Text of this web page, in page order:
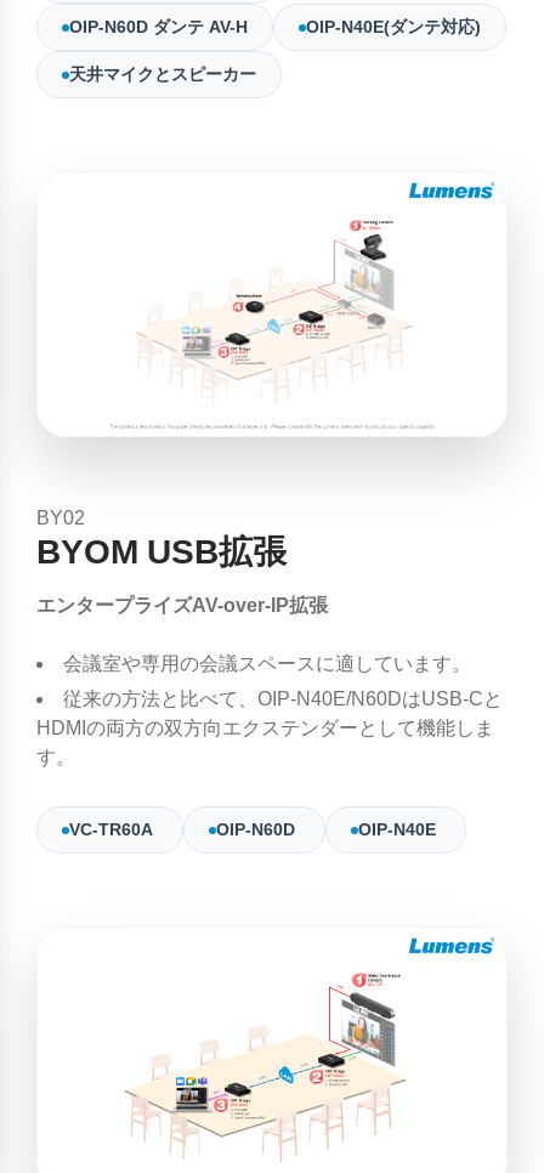
OIP-N60D ダンテ AV-H OIP-N40E(ダンテ対応)
天井マイクとスピーカー
BY02
BYOM USB拡張
エンタープライズAV-over-IP拡張
会議室や専用の会議スペースに適しています。
従来の方法と比べて、OIP-N40E/N60DはUSB-Cと
HDMIの両方の双方向エクステンダーとして機能しま
す。
VC-TR60A OIP-N60D OIP-N40E